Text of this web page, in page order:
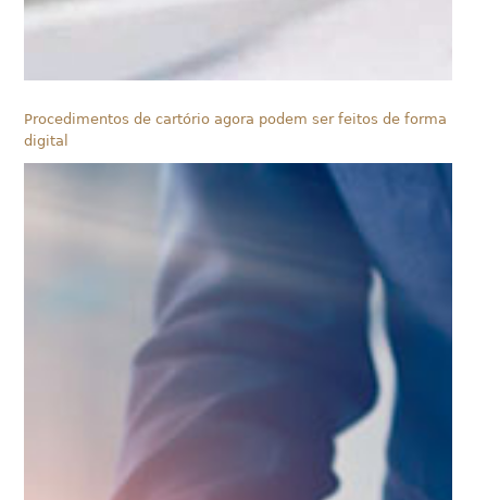
Procedimentos de cartório agora podem ser feitos de forma
digital